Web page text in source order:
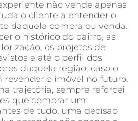
não vende apenas
o cliente a entender o
daquela compra ou venda.
o histórico do bairro, as
os projetos de
e até o perfil dos
daquela região, caso o
revender o imóvel no futuro.
trajetória, sempre reforcei
que comprar um
de tudo, uma decisão